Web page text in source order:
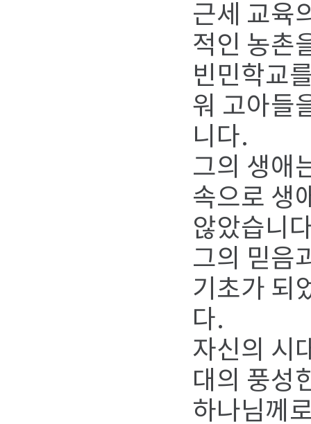
근세 교육
적인 농촌
빈민학교
워 고아들
니다.
그의 생애
속으로 생
않았습니
그의 믿음
기초가 되
다.
자신의 시
대의 풍성
하나님께